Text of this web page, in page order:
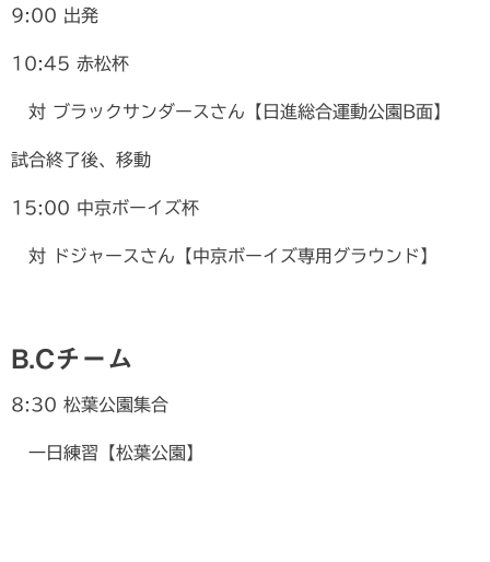
9:00 出発
10:45 赤松杯
対 ブラックサンダースさん【日進総合運動公園B面】
試合終了後、移動
15:00 中京ボーイズ杯
対 ドジャースさん【中京ボーイズ専用グラウンド】
B.Cチーム
8:30 松葉公園集合
一日練習【松葉公園】